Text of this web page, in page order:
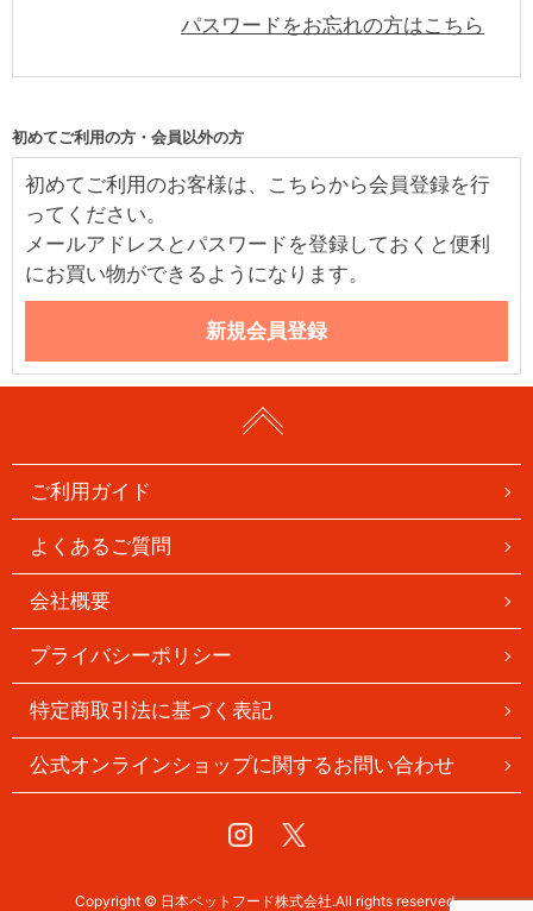
パスワードをお忘れの方はこちら
初めてご利用の方・会員以外の方
初めてご利用のお客様は、こちらから会員登録を行
ってください。
メールアドレスとパスワードを登録しておくと便利
にお買い物ができるようになります。
ご利用ガイド
よくあるご質問
会社概要
プライバシーポリシー
特定商取引法に基づく表記
公式オンラインショップに関するお問い合わせ
Instagram
Copyright © 日本ペットフード株式会社.All rights reserved.